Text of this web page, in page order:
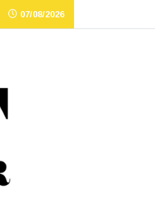
07/08/2026